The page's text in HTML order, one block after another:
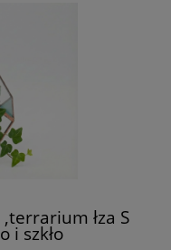
łza S
i szkło